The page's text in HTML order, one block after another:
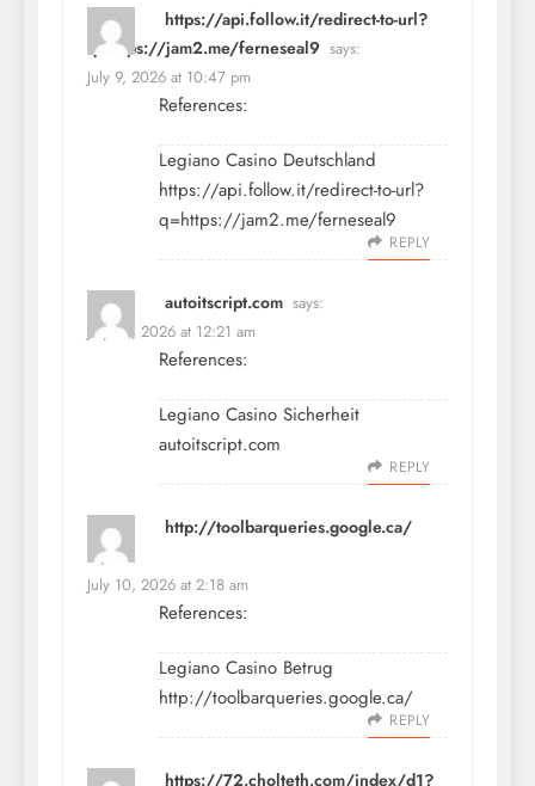
https://api.follow.it/redirect-to-url?
q=https://jam2.me/ferneseal9 says:
July 9, 2026 at 10:47 pm
References:
Legiano Casino Deutschland
https://api.follow.it/redirect-to-url?
q=https://jam2.me/ferneseal9
REPLY
autoitscript.com says:
July 10, 2026 at 12:21 am
References:
Legiano Casino Sicherheit
autoitscript.com
REPLY
http://toolbarqueries.google.ca/
says:
July 10, 2026 at 2:18 am
References:
Legiano Casino Betrug
http://toolbarqueries.google.ca/
REPLY
https://72.cholteth.com/index/d1?